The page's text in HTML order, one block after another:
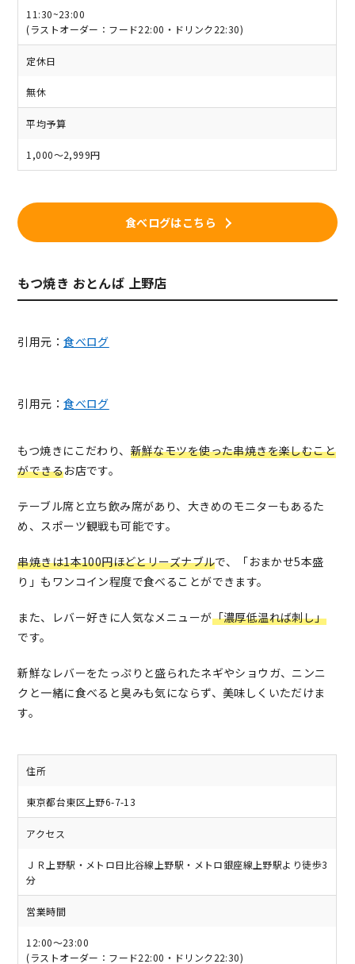
11:30~23:00
(ラストオーダー：フード22:00・ドリンク22:30)
定休日
無休
平均予算
1,000～2,999円
食べログはこちら
もつ焼き おとんば 上野店
引用元：食べログ
引用元：食べログ
もつ焼きにこだわり、 新鮮なモツを使った串焼きを楽しむこと
ができるお店です。
テーブル席と立ち飲み席があり、大きめのモニターもあるた
め、スポーツ観戦も可能です。
串焼きは1本100円ほどとリーズナブルで、「おまかせ5本盛
り」もワンコイン程度で食べることができます。
また、レバー好きに人気なメニューが「濃厚低温れば刺し」
です。
新鮮なレバーをたっぷりと盛られたネギやショウガ、ニンニ
クと一緒に食べると臭みも気にならず、美味しくいただけま
す。
住所
東京都台東区上野6-7-13
アクセス
ＪＲ上野駅・メトロ日比谷線上野駅・メトロ銀座線上野駅より徒歩3
分
営業時間
12:00～23:00
(ラストオーダー：フード22:00・ドリンク22:30)